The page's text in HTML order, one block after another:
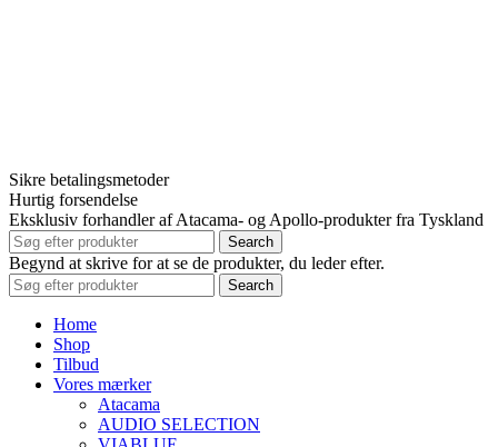
Sikre betalingsmetoder
Hurtig forsendelse
Eksklusiv forhandler af Atacama- og Apollo-produkter fra Tyskland
Search
Begynd at skrive for at se de produkter, du leder efter.
Search
Home
Shop
Tilbud
Vores mærker
Atacama
AUDIO SELECTION